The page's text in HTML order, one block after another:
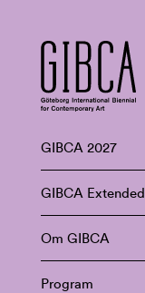
GIBCA 2027
GIBCA Extended
Om GIBCA
Program